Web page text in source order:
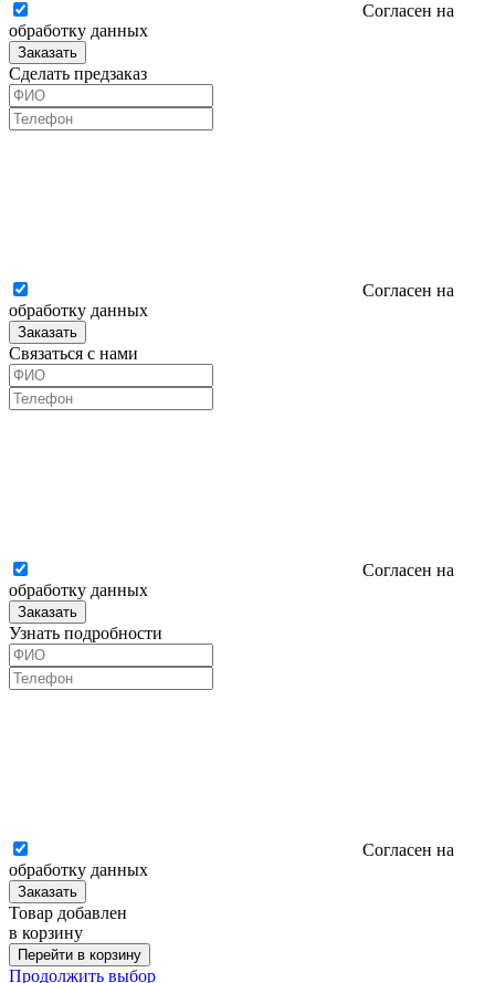
Согласен на
обработку данных
Заказать
Сделать предзаказ
Согласен на
обработку данных
Заказать
Связаться с нами
Согласен на
обработку данных
Заказать
Узнать подробности
Согласен на
обработку данных
Заказать
Товар добавлен
в корзину
Перейти в корзину
Продолжить выбор